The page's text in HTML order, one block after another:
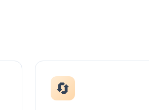
🔄